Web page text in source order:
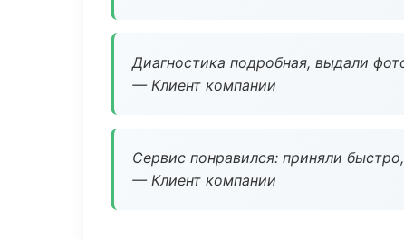
Диагностика подробная, выдали
— Клиент компании
Сервис понравился: приняли
— Клиент компании